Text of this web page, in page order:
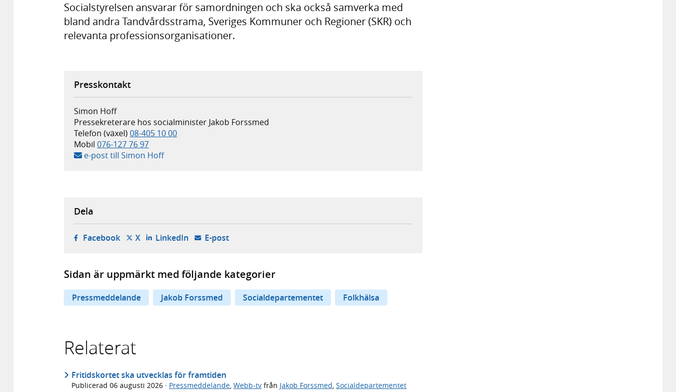
Socialstyrelsen ansvarar för samordningen och ska också samverka med
bland andra Tandvårdsstrama, Sveriges Kommuner och Regioner (SKR) och
relevanta professionsorganisationer.
Presskontakt
Simon Hoff
Pressekreterare hos socialminister Jakob Forssmed
Telefon (växel) 08-405 10 00
Mobil 076-127 76 97
e-post till Simon Hoff
Dela
Facebook- öppnas i ny flik, extern webbplats,
X- öppnas i ny flik, extern webbplats,
LinkedIn- öppnas i ny flik, extern webbplats,
E-post- öppnar din e-postklient,
Sidan är uppmärkt med följande kategorier
Pressmeddelande Jakob Forssmed Socialdepartementet Folkhälsa
Relaterat
Fritidskortet ska utvecklas för framtiden
Publicerad 06 augusti 2026 · Pressmeddelande Webb-tv från Jakob Forssmed Socialdepartementet